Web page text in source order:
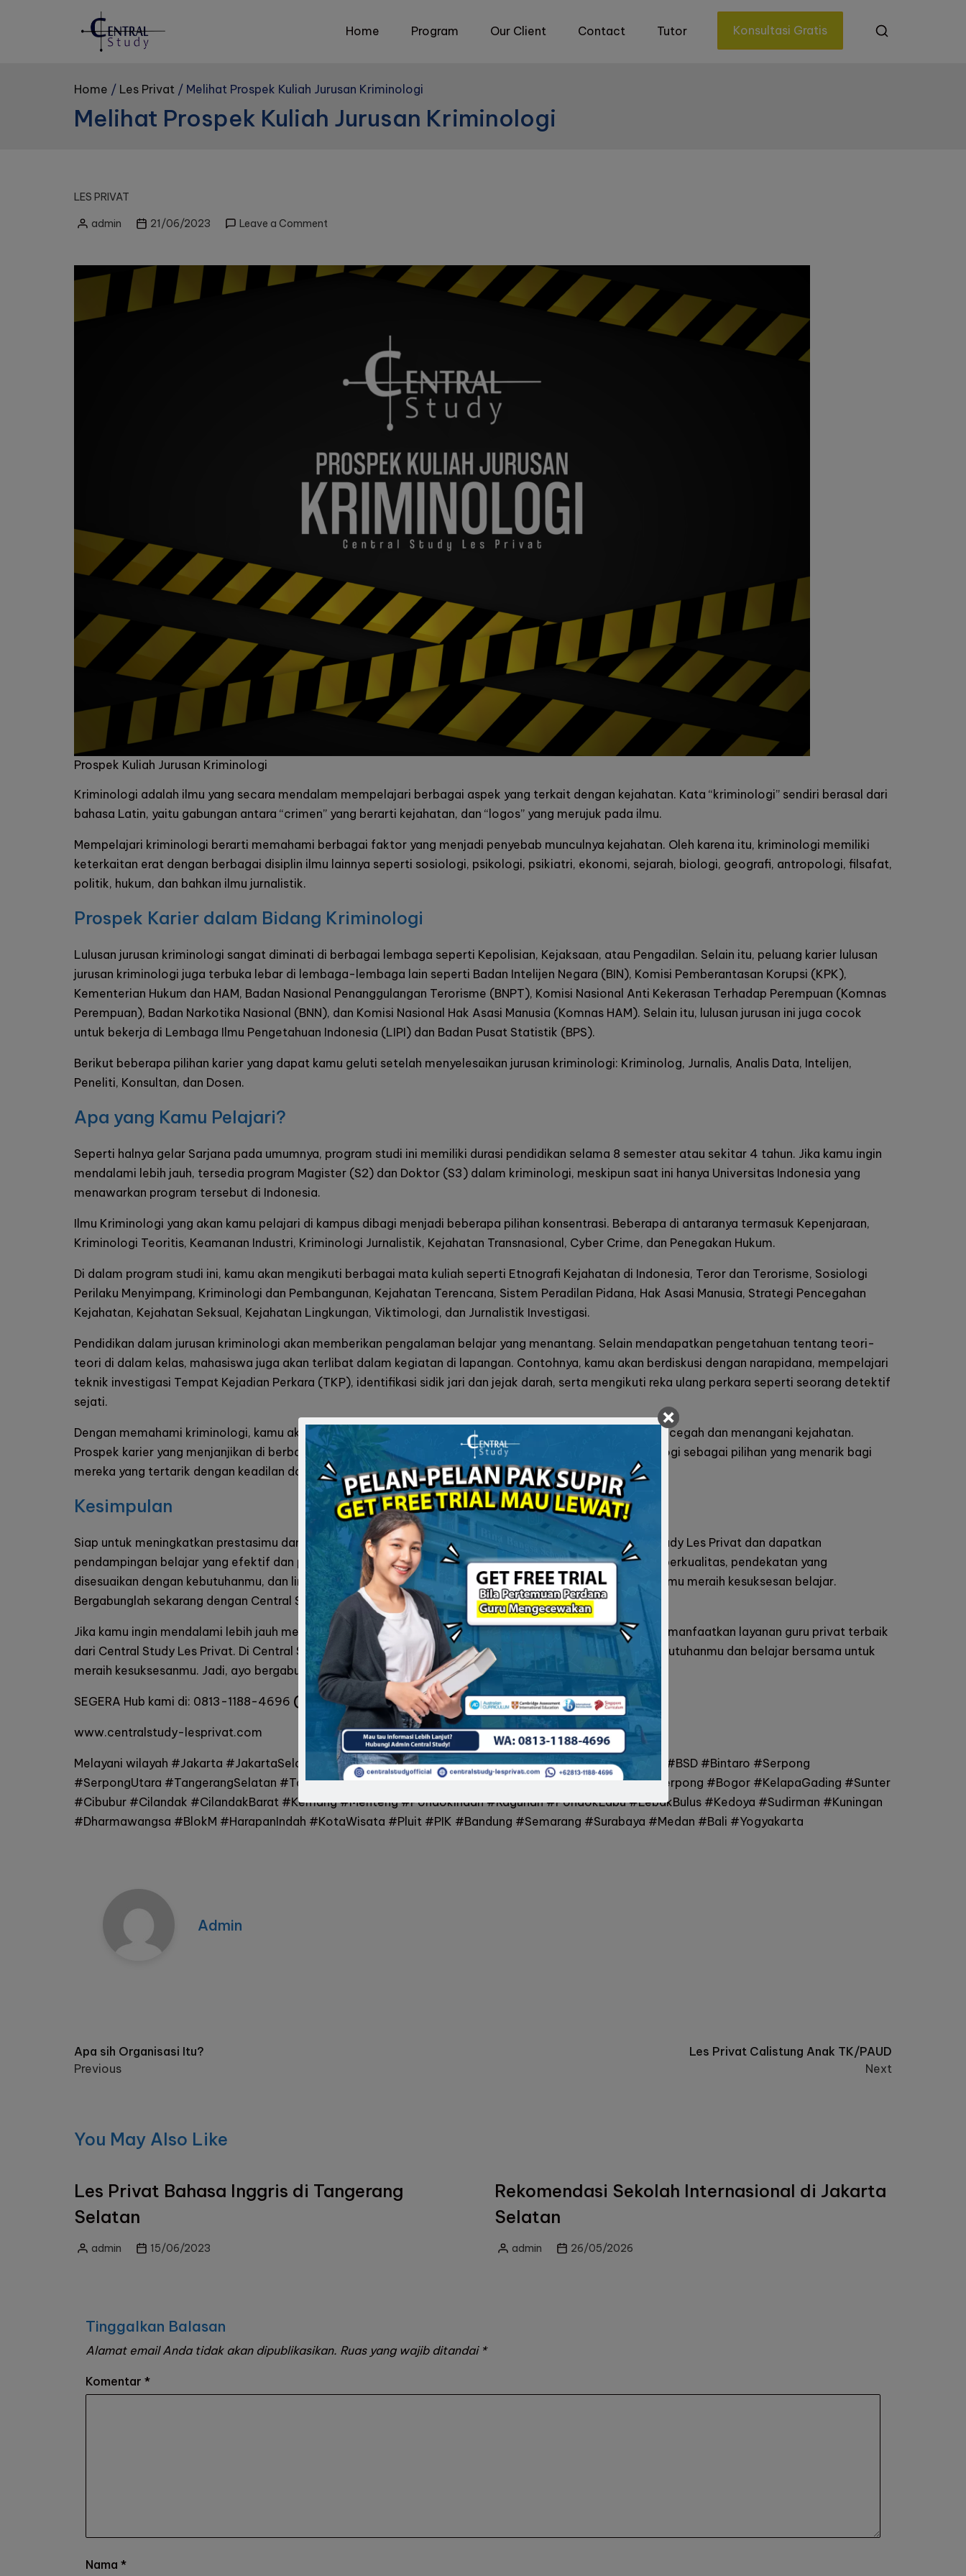
Home Program Our Client Contact Tutor Konsultasi Gratis
Home Les Privat Melihat Prospek Kuliah Jurusan Kriminologi
Melihat Prospek Kuliah Jurusan Kriminologi
LES PRIVAT
Postedadmin 21/06/2023 Leave a Comment
Kuliah
Prospek Kuliah Jurusan Kriminologi
Kriminologi adalah ilmu yang secara mendalam mempelajari berbagai aspek yang terkait dengan kejahatan. Kata “kriminologi” sendiri berasal dari
bahasa Latin, yaitu gabungan antara “crimen” yang berarti kejahatan, dan “logos” yang merujuk pada ilmu.
Mempelajari kriminologi berarti memahami berbagai faktor yang menjadi penyebab munculnya kejahatan. Oleh karena itu, kriminologi memiliki
keterkaitan erat dengan berbagai disiplin ilmu lainnya seperti sosiologi, psikologi, psikiatri, ekonomi, sejarah, biologi, geografi, antropologi, filsafat,
politik, hukum, dan bahkan ilmu jurnalistik.
Prospek Karier dalam Bidang Kriminologi
Lulusan jurusan kriminologi sangat diminati di berbagai lembaga seperti Kepolisian, Kejaksaan, atau Pengadilan. Selain itu, peluang karier lulusan
jurusan kriminologi juga terbuka lebar di lembaga-lembaga lain seperti Badan Intelijen Negara (BIN), Komisi Pemberantasan Korupsi (KPK),
Kementerian Hukum dan HAM, Badan Nasional Penanggulangan Terorisme (BNPT), Komisi Nasional Anti Kekerasan Terhadap Perempuan (Komnas
Perempuan), Badan Narkotika Nasional (BNN), dan Komisi Nasional Hak Asasi Manusia (Komnas HAM). Selain itu, lulusan jurusan ini juga cocok
untuk bekerja di Lembaga Ilmu Pengetahuan Indonesia (LIPI) dan Badan Pusat Statistik (BPS).
Berikut beberapa pilihan karier yang dapat kamu geluti setelah menyelesaikan jurusan kriminologi: Kriminolog, Jurnalis, Analis Data, Intelijen,
Peneliti, Konsultan, dan Dosen.
Apa yang Kamu Pelajari?
Seperti halnya gelar Sarjana pada umumnya, program studi ini memiliki durasi pendidikan selama 8 semester atau sekitar 4 tahun. Jika kamu ingin
mendalami lebih jauh, tersedia program Magister (S2) dan Doktor (S3) dalam kriminologi, meskipun saat ini hanya Universitas Indonesia yang
menawarkan program tersebut di Indonesia.
Ilmu Kriminologi yang akan kamu pelajari di kampus dibagi menjadi beberapa pilihan konsentrasi. Beberapa di antaranya termasuk Kepenjaraan,
Kriminologi Teoritis, Keamanan Industri, Kriminologi Jurnalistik, Kejahatan Transnasional, Cyber Crime, dan Penegakan Hukum.
Di dalam program studi ini, kamu akan mengikuti berbagai mata kuliah seperti Etnografi Kejahatan di Indonesia, Teror dan Terorisme, Sosiologi
Perilaku Menyimpang, Kriminologi dan Pembangunan, Kejahatan Terencana, Sistem Peradilan Pidana, Hak Asasi Manusia, Strategi Pencegahan
Kejahatan, Kejahatan Seksual, Kejahatan Lingkungan, Viktimologi, dan Jurnalistik Investigasi.
Pendidikan dalam jurusan kriminologi akan memberikan pengalaman belajar yang menantang. Selain mendapatkan pengetahuan tentang teori-
teori di dalam kelas, mahasiswa juga akan terlibat dalam kegiatan di lapangan. Contohnya, kamu akan berdiskusi dengan narapidana, mempelajari
teknik investigasi Tempat Kejadian Perkara (TKP), identifikasi sidik jari dan jejak darah, serta mengikuti reka ulang perkara seperti seorang detektif
sejati.
Dengan memahami kriminologi, kamu akan menjadi seorang profesional yang berperan penting dalam mencegah dan menangani kejahatan.
Prospek karier yang menjanjikan di berbagai lembaga pemerintah dan swasta menjadikan jurusan kriminologi sebagai pilihan yang menarik bagi
mereka yang tertarik dengan keadilan dan ketertiban sosial.
Kesimpulan
Siap untuk meningkatkan prestasimu dan mencapai hasil yang lebih baik? Bergabunglah dengan Central Study Les Privat dan dapatkan
pendampingan belajar yang efektif dan personal untuk mencapai kesuksesan akademikmu! Dengan tutor berkualitas, pendekatan yang
disesuaikan dengan kebutuhanmu, dan lingkungan belajar yang nyaman, kami siap membantu membimbingmu meraih kesuksesan belajar.
Bergabunglah sekarang dengan Central Study Les Privat!
Jika kamu ingin mendalami lebih jauh mengenai Kriminologi atau topik-topik lainnya, jangan ragu untuk memanfaatkan layanan guru privat terbaik
dari Central Study Les Privat. Di Central Study Les Privat, kamu dapat memilih guru yang sesuai dengan kebutuhanmu dan belajar bersama untuk
meraih kesuksesanmu. Jadi, ayo bergabung sekarang dan persiapkan dirimu untuk menjadi juara!
SEGERA Hub kami di: 0813-1188-4696 (Call/WA)
www.centralstudy-lesprivat.com
Melayani wilayah #Jakarta #JakartaSelatan #JakartaTimur #JakartaPusat #JakartaBarat #JakartaUtara #BSD #Bintaro #Serpong
#SerpongUtara #TangerangSelatan #Tangerang #Depok #Bekasi #Cikarang #LippoKarawaci #GadingSerpong #Bogor #KelapaGading #Sunter
#Cibubur #Cilandak #CilandakBarat #Kemang #Menteng #PondokIndah #Ragunan #PondokLabu #LebakBulus #Kedoya #Sudirman #Kuningan
#Dharmawangsa #BlokM #HarapanIndah #KotaWisata #Pluit #PIK #Bandung #Semarang #Surabaya #Medan #Bali #Yogyakarta
Admin
Post
navigation
Apa sih Organisasi Itu?
Previous
Les Privat Calistung Anak TK/PAUD
Next
You May Also Like
Les Privat Bahasa Inggris di Tangerang
Selatan
Postedadmin 15/06/2023
Rekomendasi Sekolah Internasional di Jakarta
Selatan
Postedadmin 26/05/2026
Tinggalkan Balasan
Alamat email Anda tidak akan dipublikasikan. Ruas yang wajib ditandai *
Komentar *
Nama *